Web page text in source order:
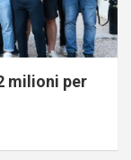
milioni per